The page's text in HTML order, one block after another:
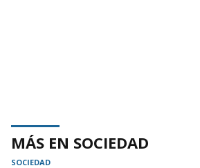
MÁS EN SOCIEDAD
SOCIEDAD